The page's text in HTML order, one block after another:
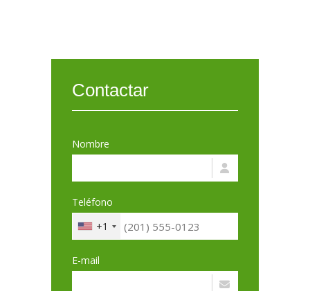
Contactar
Nombre
Teléfono
+1
E-mail